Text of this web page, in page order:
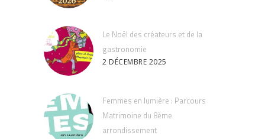
Le Noël des créateurs et de la
gastronomie
2 DÉCEMBRE 2025
Femmes en lumière : Parcours
Matrimoine du 8ème
arrondissement